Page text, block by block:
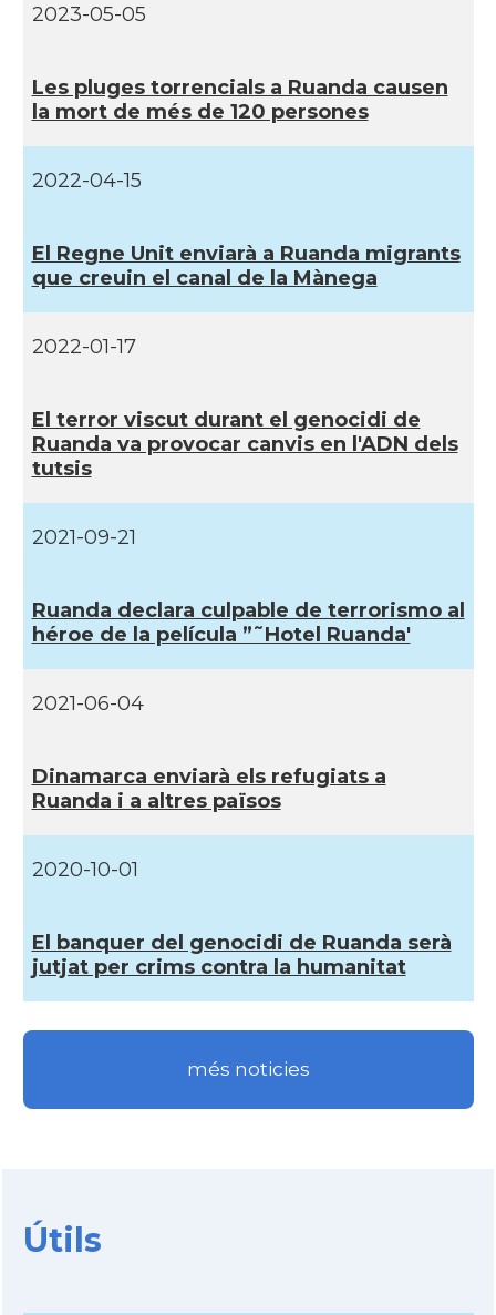
2023-05-05
Les pluges torrencials a Ruanda causen
la mort de més de 120 persones
2022-04-15
El Regne Unit enviarà a Ruanda migrants
que creuin el canal de la Mànega
2022-01-17
El terror viscut durant el genocidi de
Ruanda va provocar canvis en l'ADN dels
tutsis
2021-09-21
Ruanda declara culpable de terrorismo al
héroe de la pelí­cula ”˜Hotel Ruanda'
2021-06-04
Dinamarca enviarà els refugiats a
Ruanda i a altres països
2020-10-01
El banquer del genocidi de Ruanda serà
jutjat per crims contra la humanitat
més noticies
Útils